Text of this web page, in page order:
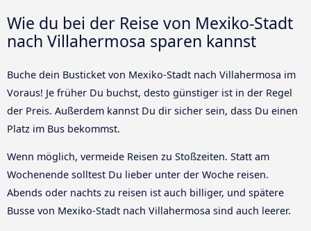
Wie du bei der Reise von Mexiko-Stadt
nach Villahermosa sparen kannst
Buche dein Busticket von Mexiko-Stadt nach Villahermosa im
Voraus! Je früher Du buchst, desto günstiger ist in der Regel
der Preis. Außerdem kannst Du dir sicher sein, dass Du einen
Platz im Bus bekommst.
Wenn möglich, vermeide Reisen zu Stoßzeiten. Statt am
Wochenende solltest Du lieber unter der Woche reisen.
Abends oder nachts zu reisen ist auch billiger, und spätere
Busse von Mexiko-Stadt nach Villahermosa sind auch leerer.